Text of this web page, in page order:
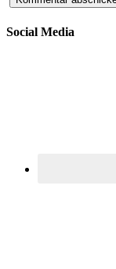
Social Media